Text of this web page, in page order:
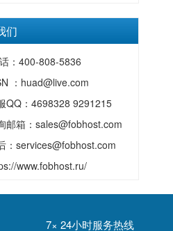
们
：400-808-5836
：huad@live.com
QQ：4698328 9291215
邮箱：sales@fobhost.com
：services@fobhost.com
www.fobhost.ru/
7× 24小时服务热线